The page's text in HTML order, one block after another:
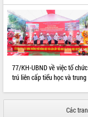
77/KH-UBND về việc tổ
trú liên cấp tiểu học và
Các